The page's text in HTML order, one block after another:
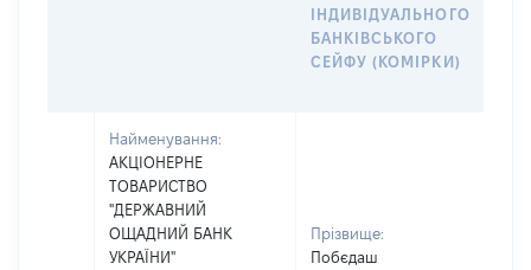
ІНДИВІДУАЛЬНОГО
БАНКІВСЬКОГО
СЕЙФУ (КОМІРКИ)
Найменування:
АКЦІОНЕРНЕ
ТОВАРИСТВО
"ДЕРЖАВНИЙ
ОЩАДНИЙ БАНК
УКРАЇНИ"
Прізвище:
Побєдаш